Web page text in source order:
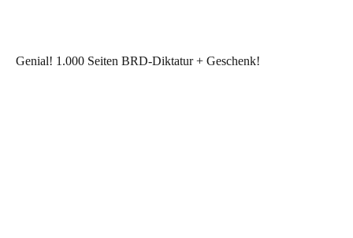
Genial! 1.000 Seiten BRD-Diktatur + Geschenk!